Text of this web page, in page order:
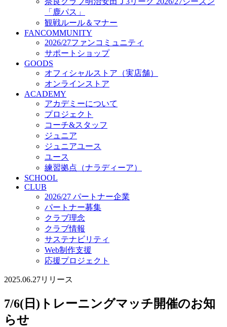
2026/27 パートナー企業
パートナー募集
クラブ理念
クラブ情報
サステナビリティ
Web制作支援
応援プロジェクト
「鹿パス」
観戦ルール＆マナー
FANCOMMUNITY
2026/27ファンコミュニティ
サポートショップ
GOODS
オフィシャルストア（実店舗）
オンラインストア
ACADEMY
アカデミーについて
プロジェクト
コーチ&スタッフ
ジュニア
ジュニアユース
ユース
練習拠点（ナラディーア）
SCHOOL
CLUB
2026/27 パートナー企業
パートナー募集
クラブ理念
クラブ情報
サステナビリティ
Web制作支援
応援プロジェクト
2025.06.27リリース
7/6(日)トレーニングマッチ開催のお知
らせ